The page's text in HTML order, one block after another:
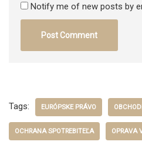
Notify me of new posts by
Tags: EURÓPSKE PRÁVO
OCHRANA SPOTREBITEĽA OPRAVA